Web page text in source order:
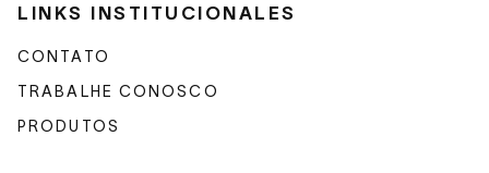
LINKS INSTITUCIONALES
CONTATO
TRABALHE CONOSCO
PRODUTOS